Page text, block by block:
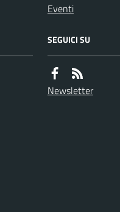
Eventi
SEGUICI SU
Newsletter